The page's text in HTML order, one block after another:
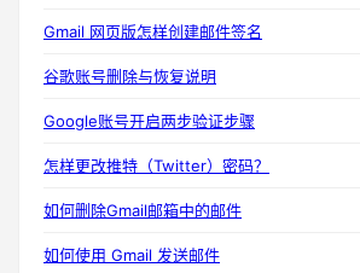
Gmail 网页版怎样创建邮件签名
谷歌账号删除与恢复说明
Google账号开启两步验证步骤
怎样更改推特（Twitter）密码？
如何删除Gmail邮箱中的邮件
如何使用 Gmail 发送邮件